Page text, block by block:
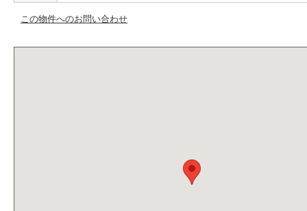
この物件へのお問い合わせ